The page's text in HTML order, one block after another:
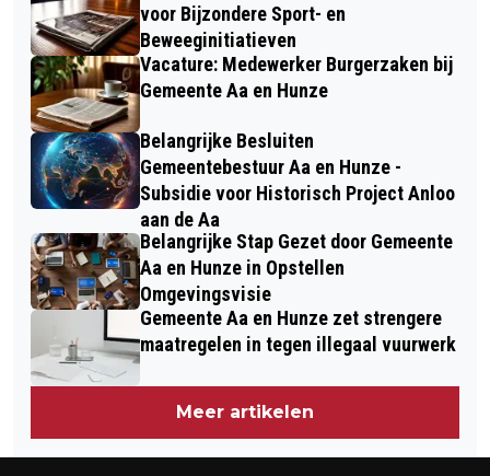
voor Bijzondere Sport- en
Beweeginitiatieven
Vacature: Medewerker Burgerzaken bij
Gemeente Aa en Hunze
Belangrijke Besluiten
Gemeentebestuur Aa en Hunze -
Subsidie voor Historisch Project Anloo
aan de Aa
Belangrijke Stap Gezet door Gemeente
Aa en Hunze in Opstellen
Omgevingsvisie
Gemeente Aa en Hunze zet strengere
maatregelen in tegen illegaal vuurwerk
Meer artikelen